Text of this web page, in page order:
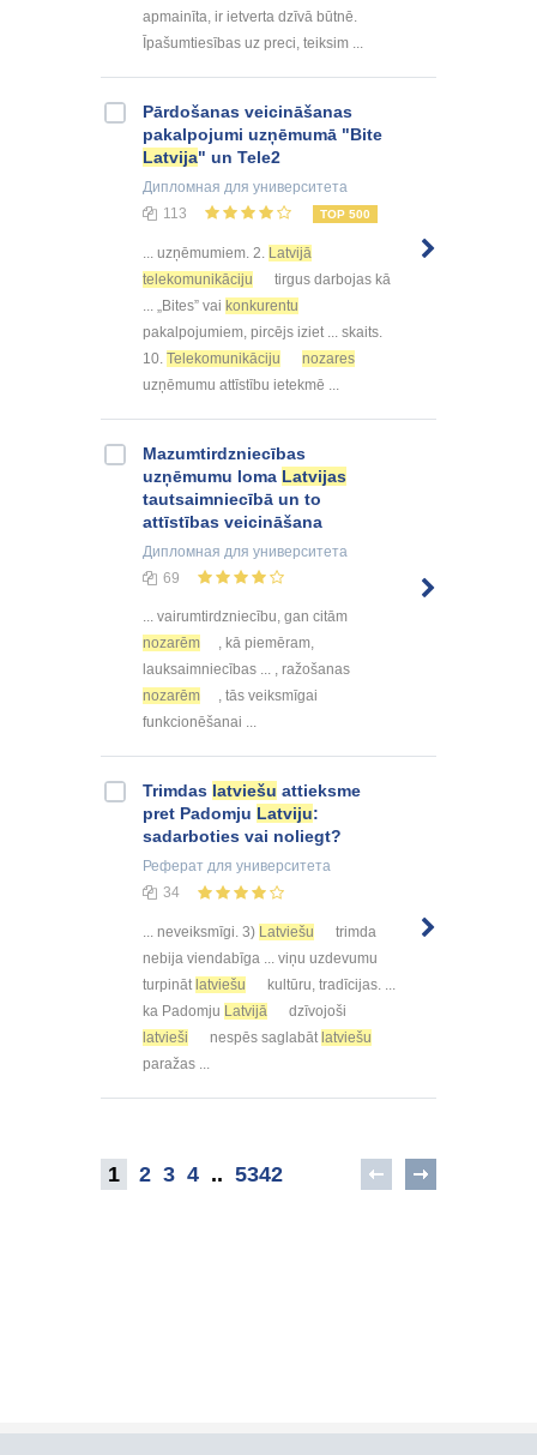
apmainīta, ir ietverta dzīvā būtnē.
Īpašumtiesības uz preci, teiksim ...
Pārdošanas veicināšanas
pakalpojumi uzņēmumā "Bite
Latvija" un Tele2
Дипломная для университета
113
TOP 500
... uzņēmumiem. 2. Latvijā
telekomunikāciju
tirgus darbojas kā
... „Bites” vai konkurentu
pakalpojumiem, pircējs iziet ... skaits.
10. Telekomunikāciju
nozares
uzņēmumu attīstību ietekmē ...
Mazumtirdzniecības
uzņēmumu loma Latvijas
tautsaimniecībā un to
attīstības veicināšana
Дипломная для университета
69
... vairumtirdzniecību, gan citām
nozarēm
, kā piemēram,
lauksaimniecības ... , ražošanas
nozarēm
, tās veiksmīgai
funkcionēšanai ...
Trimdas latviešu attieksme
pret Padomju Latviju:
sadarboties vai noliegt?
Реферат для университета
34
... neveiksmīgi. 3) Latviešu
trimda
nebija viendabīga ... viņu uzdevumu
turpināt latviešu
kultūru, tradīcijas. ...
ka Padomju Latvijā
dzīvojoši
latvieši
nespēs saglabāt latviešu
paražas ...
1 2 3 4 .. 5342